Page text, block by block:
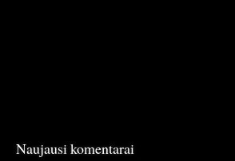
Naujausi komentarai